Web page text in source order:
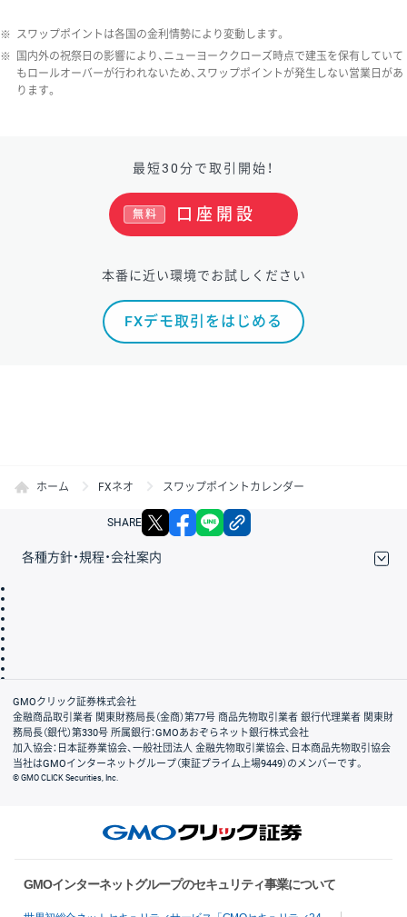
※ スワップポイントは各国の金利情勢により変動します。
※
国内外の祝祭日の影響により、ニューヨーククローズ時点で建玉を保有していて
もロールオーバーが行われないため、スワップポイントが発生しない営業日があ
ります。
最短30分で取引開始！
口座開設
無料
本番に近い環境でお試しください
FXデモ取引をはじめる
ホーム FXネオ スワップポイントカレンダー
SHARE X facebook
各種方針・規程・会社案内
会社案内
GMOクリック証券株式会社
金融商品取引業者 関東財務局長（金商）第77号 商品先物取引業者 銀行代理業者 関東財
務局長（銀代）第330号 所属銀行：GMOあおぞらネット銀行株式会社
加入協会：日本証券業協会、一般社団法人 金融先物取引業協会、日本商品先物取引協会
当社はGMOインターネットグループ（東証プライム上場9449）のメンバーです。
© GMO CLICK Securities, Inc.
GMOインターネットグループのセキュリティ事業について